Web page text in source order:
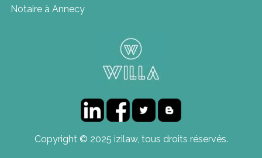
Notaire à Annecy
Copyright © 2025 izilaw, tous droits réservés.